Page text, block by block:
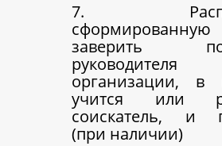
7.
сформированную
заверить
руководителя
организации, в
учится или
соискатель, и
(при наличии)